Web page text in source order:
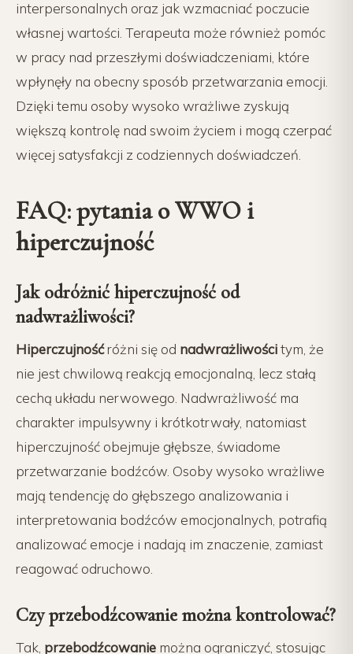
interpersonalnych oraz jak wzmacniać poczucie
własnej wartości. Terapeuta może również pomóc
w pracy nad przeszłymi doświadczeniami, które
wpłynęły na obecny sposób przetwarzania emocji.
Dzięki temu osoby wysoko wrażliwe zyskują
większą kontrolę nad swoim życiem i mogą czerpać
więcej satysfakcji z codziennych doświadczeń.
FAQ: pytania o WWO i
hiperczujność
Jak odróżnić hiperczujność od
nadwrażliwości?
Hiperczujnośćróżni się od nadwrażliwościtym, że
nie jest chwilową reakcją emocjonalną, lecz stałą
cechą układu nerwowego. Nadwrażliwość ma
charakter impulsywny i krótkotrwały, natomiast
hiperczujność obejmuje głębsze, świadome
przetwarzanie bodźców. Osoby wysoko wrażliwe
mają tendencję do głębszego analizowania i
interpretowania bodźców emocjonalnych, potrafią
analizować emocje i nadają im znaczenie, zamiast
reagować odruchowo.
Czy przebodźcowanie można kontrolować?
Tak, przebodźcowanie można ograniczyć, stosując